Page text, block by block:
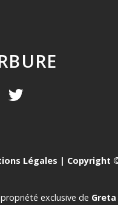
Légales | Copyright
exclusive de